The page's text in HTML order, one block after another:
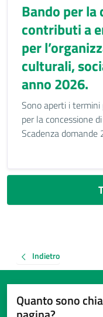
Bando per la
contributi a
per
culturali,
anno 2026.
Sono aperti i
per la concessione
Scadenza domande
Indietro
Quanto sono